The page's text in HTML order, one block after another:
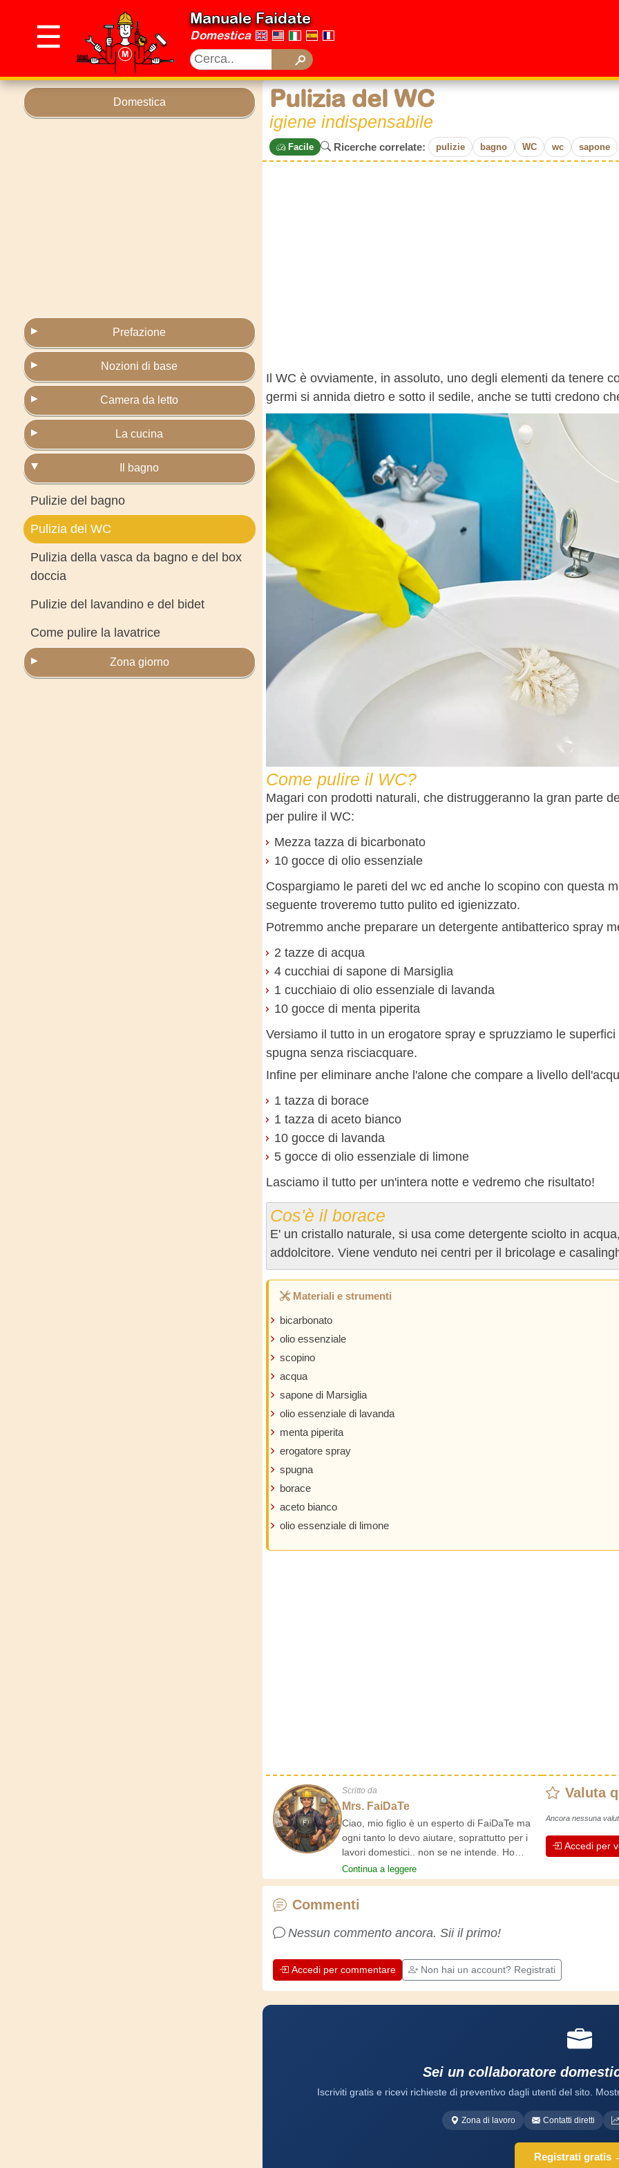
☰
Manuale Faidate
Domestica
Domestica
Prefazione
Nozioni di base
Camera da letto
La cucina
Il bagno
Pulizie del bagno
Pulizia del WC
Pulizia della vasca da bagno e del box
doccia
Pulizie del lavandino e del bidet
Come pulire la lavatrice
Zona giorno
Pulizia del WC
igiene indispensabile
Facile Ricerche correlate: pulizie bagno WC wc sapone
Il WC è ovviamente, in assoluto, uno degli elementi da tenere
germi si annida dietro e sotto il sedile, anche se tutti credono
Come pulire il WC?
Magari con prodotti naturali, che distruggeranno la gran parte
per pulire il WC:
Mezza tazza di bicarbonato
10 gocce di olio essenziale
Cospargiamo le pareti del wc ed anche lo scopino con questa
seguente troveremo tutto pulito ed igienizzato.
Potremmo anche preparare un detergente antibatterico spray
2 tazze di acqua
4 cucchiai di sapone di Marsiglia
1 cucchiaio di olio essenziale di lavanda
10 gocce di menta piperita
Versiamo il tutto in un erogatore spray e spruzziamo le
spugna senza risciacquare.
Infine per eliminare anche l'alone che compare a livello
1 tazza di borace
1 tazza di aceto bianco
10 gocce di lavanda
5 gocce di olio essenziale di limone
Lasciamo il tutto per un'intera notte e vedremo che risultato!
Cos'è il borace
E' un cristallo naturale, si usa come detergente sciolto in
addolcitore. Viene venduto nei centri per il bricolage e
Materiali e strumenti
bicarbonato
olio essenziale
scopino
acqua
sapone di Marsiglia
olio essenziale di lavanda
menta piperita
erogatore spray
spugna
borace
aceto bianco
olio essenziale di limone
Scritto da
Mrs. FaiDaTe
Ciao, mio figlio è un esperto di FaiDaTe ma
ogni tanto lo devo aiutare, soprattutto per i
lavori domestici.. non se ne intende. Ho
deciso di dargli qualche consiglio scrivendo il
manuale della domestica. Ora non ha più
Continua a leggere
Valuta
Ancora nessuna
Accedi per
Commenti
Nessun commento ancora. Sii il primo!
Accedi per commentare Non hai un account? Registrati
Sei un collaboratore
Iscriviti gratis e ricevi richieste di preventivo dagli utenti del sito.
Zona di lavoro Contatti diretti
Registrati gratis